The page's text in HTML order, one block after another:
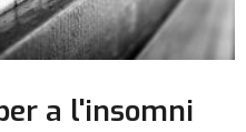
a l'insomni